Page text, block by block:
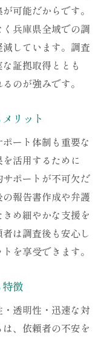
可能だからです。
兵庫県全域での調
しています。調査
証拠取得ととも
のが強みです。
リット
ート体制も重要な
活用するために
ポートが不可欠だ
報告書作成や弁護
め細やかな支援を
は調査後も安心し
を享受できます。
徴
透明性・迅速な対
、依頼者の不安を